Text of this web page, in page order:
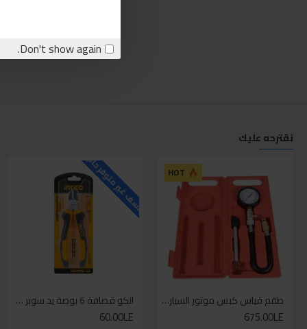
Don't show again.
نقترحه عليك
HOT
طقم قياس كبس موتور السياره 3 ق
675.00LE
للاسف غير متوفر حاليا
انكو قصافة 6 بوصة يد سوبر وان
60.00LE